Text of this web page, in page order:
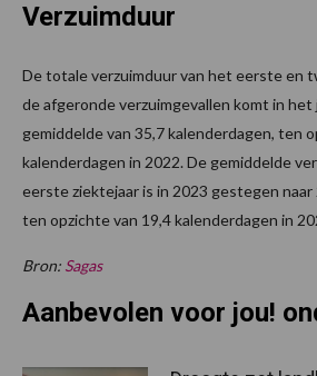
Verzuimduur
De totale verzuimduur van het eerste en
de afgeronde verzuimgevallen komt in het
gemiddelde van 35,7 kalenderdagen, ten
kalenderdagen in 2022. De gemiddelde
eerste ziektejaar is in 2023 gestegen naar
ten opzichte van 19,4 kalenderdagen in
Bron: Sagas
Aanbevolen voor jou!